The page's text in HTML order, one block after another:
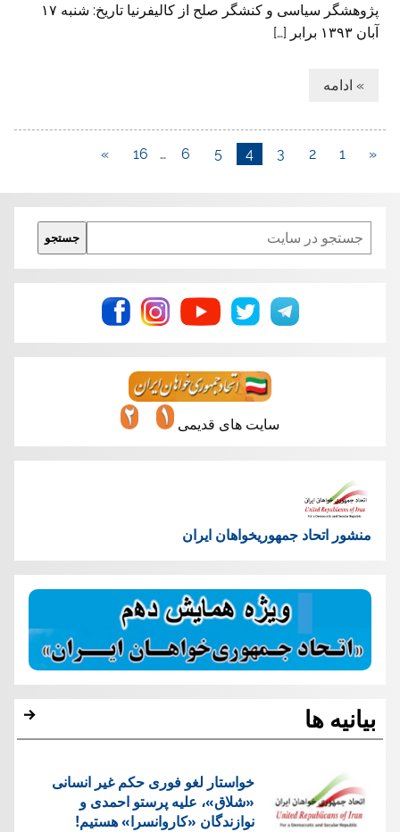
پژوهشگر سیاسی و کنشگر صلح از کالیفرنیا تاريخ: شنبه ۱۷
آبان ۱۳۹۳ برابر […]
» ادامه
«
1
2
3
4
5
6
…
16
»
Search
جستجو
سایت های قدیمی
منشور اتحاد جمهوریخواهان ایران
بیانیه ها
خواستار لغو فوری حکم غیر انسانی
«شلاق»، علیه پرستو احمدی و
نوازندگان «کاروانسرا» هستیم!